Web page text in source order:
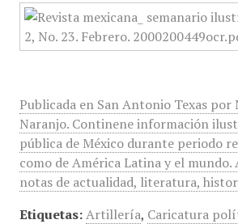
Publicada en San Antonio Texas por
Naranjo. Continene información
pública de México durante periodo
como de América Latina y el mundo.
notas de actualidad, literatura,
Etiquetas: Artillería, Caricatura